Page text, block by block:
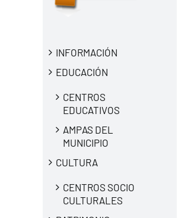
INFORMACIÓN
EDUCACIÓN
CENTROS
EDUCATIVOS
AMPAS DEL
MUNICIPIO
CULTURA
CENTROS SOCIO
CULTURALES